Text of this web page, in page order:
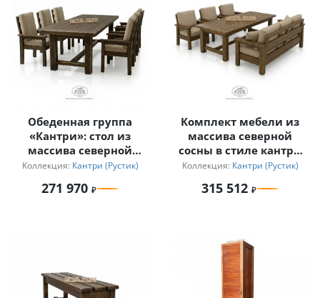
Обеденная группа
«Кантри»: стол из
массива северной
сосны и 6 стульев с
подлокотниками
Коллекция: Кантри (Рустик)
271 970
Комплект мебели из
массива северной
сосны в стиле кантри
для бани и террасы
Коллекция: Кантри (Рустик)
315 512